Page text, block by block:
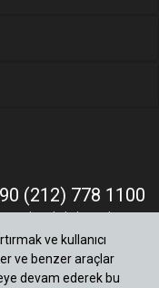
(212) 778 1100
34545 Çatalca/İstanbul
ve kullanıcı
ve benzer araçlar
devam ederek bu